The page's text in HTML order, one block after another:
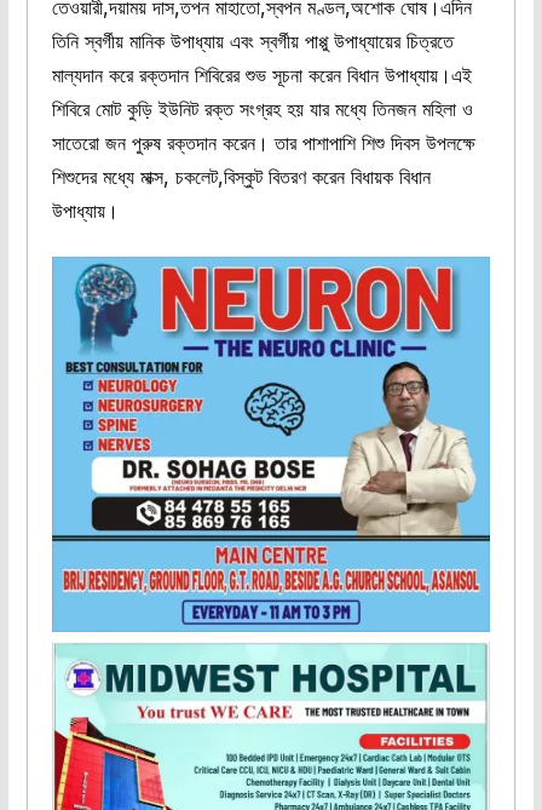
তেওয়ারী,দয়াময় দাস,তপন মাহাতো,স্বপন মণ্ডল,অশোক ঘোষ।এদিন
তিনি স্বর্গীয় মানিক উপাধ্যায় এবং স্বর্গীয় পাপ্পু উপাধ্যায়ের চিত্রতে
মাল্যদান করে রক্তদান শিবিরের শুভ সূচনা করেন বিধান উপাধ্যায়।এই
শিবিরে মোট কুড়ি ইউনিট রক্ত সংগ্রহ হয় যার মধ্যে তিনজন মহিলা ও
সাতেরো জন পুরুষ রক্তদান করেন। তার পাশাপাশি শিশু দিবস উপলক্ষে
শিশুদের মধ্যে মাক্স, চকলেট,বিস্কুট বিতরণ করেন বিধায়ক বিধান
উপাধ্যায়।